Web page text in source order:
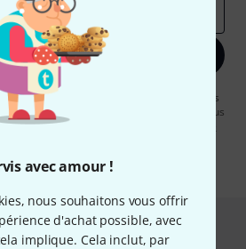
avec amour !
nous souhaitons vous offrir
d'achat possible, avec
implique. Cela inclut, par
maintenant
vous acceptez de recevoir des
est possible à tout moment. Vous
à ce sujet dans notre
* Requis
toute sécurité